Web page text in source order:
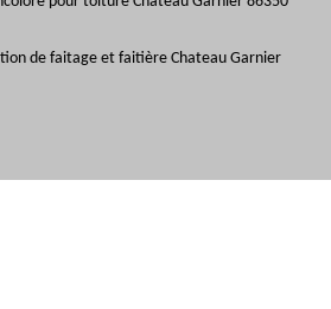
de faitage et faitière Chateau Garnier